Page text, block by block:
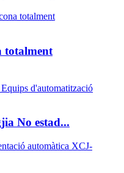
totalment
No estad...